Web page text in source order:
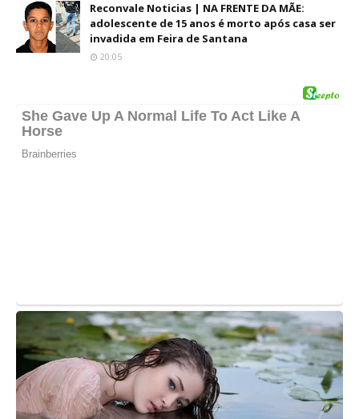
Reconvale Noticias | NA FRENTE DA MÃE:
adolescente de 15 anos é morto após casa ser
invadida em Feira de Santana
20:05